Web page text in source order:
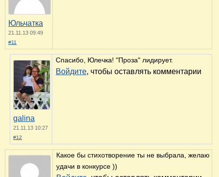
Юльчатка
21.11.13 09:49
#11
galina
21.11.13 10:27
#12
Спасибо, Юлечка! "Проза" лидирует.
Войдите, чтобы оставлять комментарии
Какое бы стихотворение ты не выбрала, желаю
удачи в конкурсе ))